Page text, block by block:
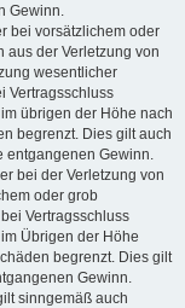
Gewinn.
bei vorsätzlichem oder
aus der Verletzung von
wesentlicher
Vertragsschluss
übrigen der Höhe nach
begrenzt. Dies gilt auch
Gewinn.
bei der Verletzung von
oder grob
Vertragsschluss
Übrigen der Höhe
begrenzt. Dies gilt
Gewinn.
sinngemäß auch